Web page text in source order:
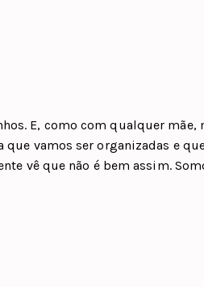
E, como com qualquer mãe,
vamos ser organizadas e
vê que não é bem assim.